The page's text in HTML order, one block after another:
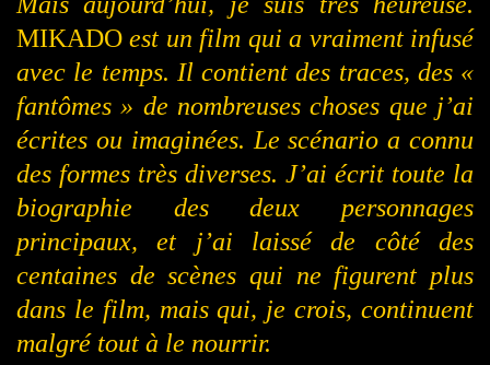
MIKADO est un film qui a vraiment infusé
avec le temps. Il contient des traces, des «
fantômes » de nombreuses choses que j’ai
écrites ou imaginées. Le scénario a connu
des formes très diverses. J’ai écrit toute la
biographie des deux personnages
principaux, et j’ai laissé de côté des
centaines de scènes qui ne figurent plus
dans le film, mais qui, je crois, continuent
malgré tout à le nourrir.